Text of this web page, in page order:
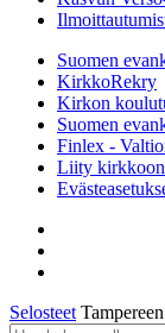
Suomen
KirkkoRekry
Kirkon
Suomen
Finlex -
Liity kirkkoon
Selosteet